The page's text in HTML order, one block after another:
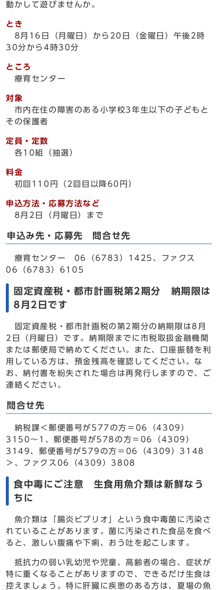
動かして遊びませんか。
とき
8月16日（月曜日）から20日（金曜日）午後2時
30分から4時30分
ところ
療育センター
対象
市内在住の障害のある小学校3年生以下の子どもと
その保護者
定員・定数
各10組（抽選）
料金
初回110円（2回目以降60円）
申込方法・応募方法など
8月2日（月曜日）まで
申込み先・応募先 問合せ先
療育センター 06（6783）1425、ファクス
06（6783）6105
固定資産税・都市計画税第2期分 納期限は
8月2日です
固定資産税・都市計画税の第2期分の納期限は8月
2日（月曜日）です。納期限までに市税取扱金融機関
または郵便局で納めてください。また、口座振替を利
用している方は、預金残高を確認してください。な
お、納付書を紛失された場合は再発行しますので、ご
連絡ください。
問合せ先
納税課＜郵便番号が577の方＝06（4309）
3150～1、郵便番号が578の方＝06（4309）
3149、郵便番号が579の方＝06（4309）3148
＞、ファクス06（4309）3808
食中毒にご注意 生食用魚介類は新鮮なう
ちに
魚介類は「腸炎ビブリオ」という食中毒菌に汚染さ
れていることがあります。菌に汚染された食品を食べ
ると、激しい腹痛や下痢、おう吐を起こします。
抵抗力の弱い乳幼児や児童、高齢者の場合、症状が
特に重くなることがありますので、できるだけ生食は
控えましょう。特に肝臓に疾患のある方は、夏場の魚